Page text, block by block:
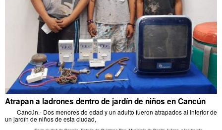
Atrapan a ladrones dentro de jardín de niños en Cancún
Cancún.- Dos menores de edad y un adulto fueron atrapados al interior de
un jardín de niños de esta ciudad,